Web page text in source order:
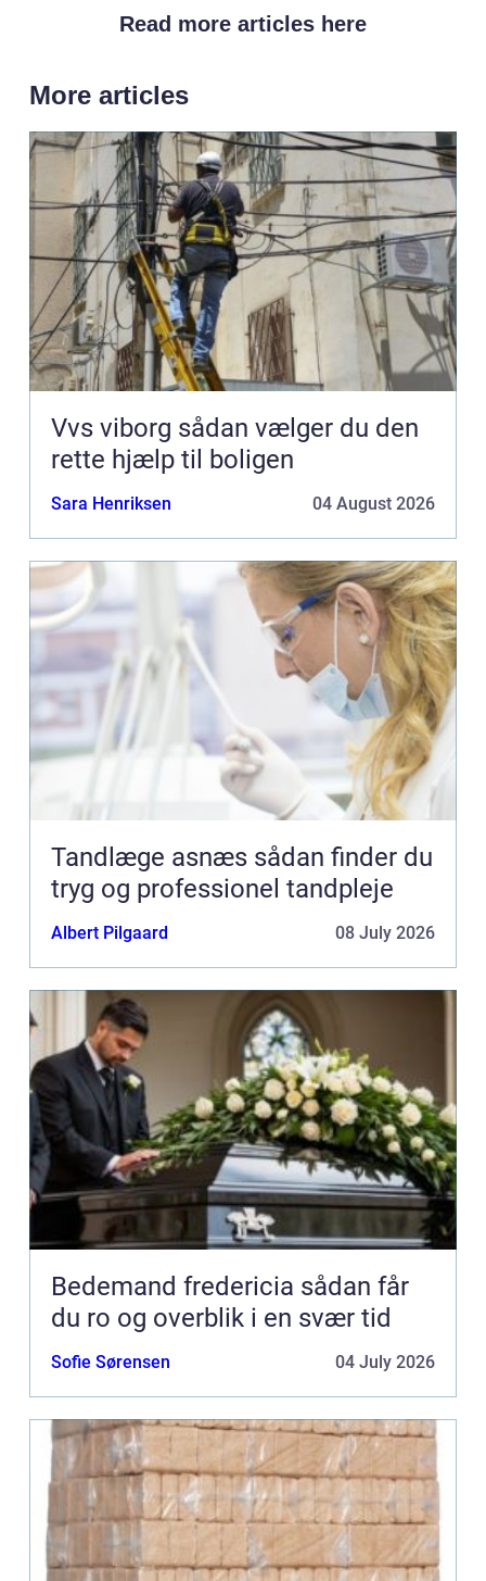
Read more articles here
More articles
Vvs viborg sådan vælger du den
rette hjælp til boligen
Sara Henriksen 04 August 2026
Tandlæge asnæs sådan finder du
tryg og professionel tandpleje
Albert Pilgaard 08 July 2026
Bedemand fredericia sådan får
du ro og overblik i en svær tid
Sofie Sørensen 04 July 2026